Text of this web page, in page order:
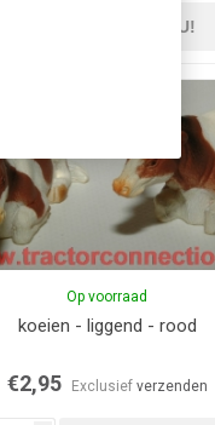
BESTEL NU!
Op voorraad
koeien - liggend - rood
€2,95 Exclusief verzenden